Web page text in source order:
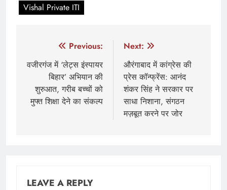
Vishal Private ITI
navigation
Previous:
वजीरगंज में ‘लेट्स इंस्पायर
बिहार’ अभियान की
शुरुआत, गरीब बच्चों को
मुफ्त शिक्षा देने का संकल्प
Next:
औरंगाबाद में कांग्रेस की
प्रेस कॉन्फ्रेंस: आनंद
शंकर सिंह ने सरकार पर
साधा निशाना, संगठन
मज़बूत करने पर जोर
LEAVE A REPLY